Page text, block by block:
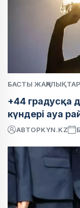
БАСТЫ ЖАҢАЛЫҚТАР
+44 градусқа
күндері ауа
АВТОРKYN.KZ